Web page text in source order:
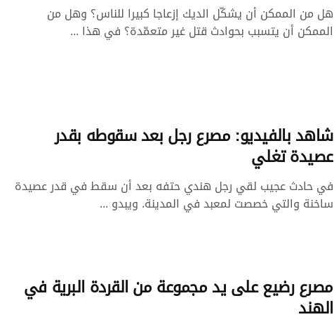
هل من الممكن أن يشكّل الديك إزعاجا كبيرا للناس؟ وهل من
الممكن أن يتسبب بحوادث قتل غير متعمّدة؟ في هذا ...
شاهد بالفيديو: مصرع رجل بعد سقوطه بقدر
عصيدة تغلي
في حادث عجيب لقي رجل هندي حتفه بعد أن سقط في قدر عصيدة
ساخنة والتي خصصت لمعبد في المدينة. ويبدو ...
مصرع رضيع على يد مجموعة من القردة البرية في
الهند